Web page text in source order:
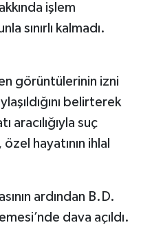
işlem
sınırlı kalmadı.
görüntülerinin izni
belirterek
aracılığıyla suç
hayatının ihlal
ardından B.D.
dava açıldı.